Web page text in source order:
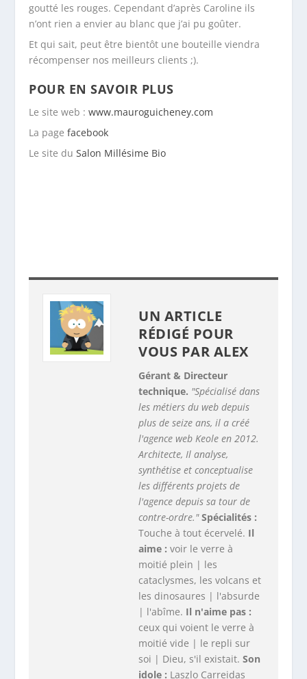
goutté les rouges. Cependant d’après Caroline ils
n’ont rien a envier au blanc que j’ai pu goûter.
Et qui sait, peut être bientôt une bouteille viendra
récompenser nos meilleurs clients ;).
POUR EN SAVOIR PLUS
Le site web :www.mauroguicheney.com
La pagefacebook
Le site duSalon Millésime Bio
UN ARTICLE
RÉDIGÉ POUR
VOUS PAR ALEX
Gérant & Directeur
technique. "Spécialisé dans
les métiers du web depuis
plus de seize ans, il a créé
l'agence web Keole en 2012.
Architecte, Il analyse,
synthétise et conceptualise
les différents projets de
l'agence depuis sa tour de
contre-ordre." Spécialités :
Touche à tout écervelé. Il
aime :voir le verre à
moitié plein | les
cataclysmes, les volcans et
les dinosaures | l'absurde
| l'abîme. Il n'aime pas :
ceux qui voient le verre à
moitié vide | le repli sur
soi | Dieu, s'il existait. Son
idole : Laszlo Carreidas